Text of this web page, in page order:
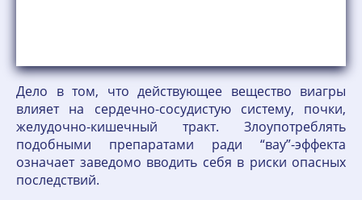
Дело в том, что действующее вещество виагры
влияет на сердечно-сосудистую систему, почки,
желудочно-кишечный тракт. Злоупотреблять
подобными препаратами ради “вау”-эффекта
означает заведомо вводить себя в риски опасных
последствий.